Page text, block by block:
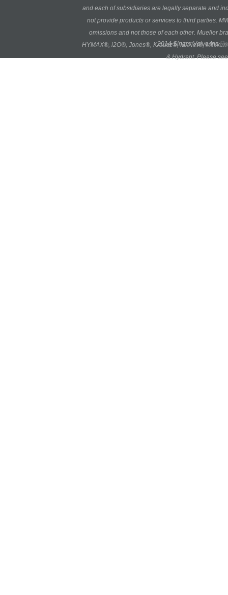
and each of subsidiaries are legally separate and
not provide products or services to third parties.
omissions and not those of each other. Mueller
HYMAX®, i2O®, Jones®, Krausz®, Mi.Net®,
& Hydrant. Please
2014 Singer Valve Inc.